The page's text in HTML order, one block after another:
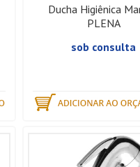
Ducha Higiênica
PLENA
sob consulta